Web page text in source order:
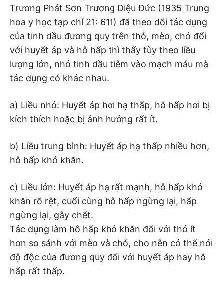
Trương Phát Sơn Trương Diệu Đức (1935 Trung
hoa y học tạp chí 21: 611) đã theo dõi tác dụng
của tinh dầu đương quy trên thỏ, mèo, chó đối
với huyết áp và hô hấp thì thấy tùy theo liều
lượng lớn, nhỏ tinh dầu tiêm vào mạch máu mà
tác dụng có khác nhau.
a) Liều nhỏ: Huyết áp hơi hạ thấp, hô hấp hơi bị
kích thích hoặc bị ảnh hưởng rất ít.
b) Liều trung bình: Huyết áp hạ thấp nhiều hơn,
hô hấp khó khăn.
c) Liều lớn: Huyết áp hạ rất mạnh, hô hấp khó
khăn rõ rệt, cuối cùng hô hấp ngừng lại, hấp
ngừng lại, gây chết.
Tác dụng làm hô hấp khó khăn đối với thỏ ít
hơn so sánh với mèo và chó, cho nên có thể nói
độ độc của đương quy đối với huyết áp hay hỗ
hấp rất thấp.